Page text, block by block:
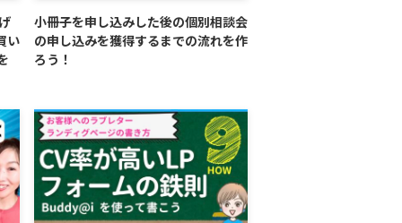
い
小冊子を申し込みした後の個別相談会
の申し込みを獲得するまでの流れを作
ろう！